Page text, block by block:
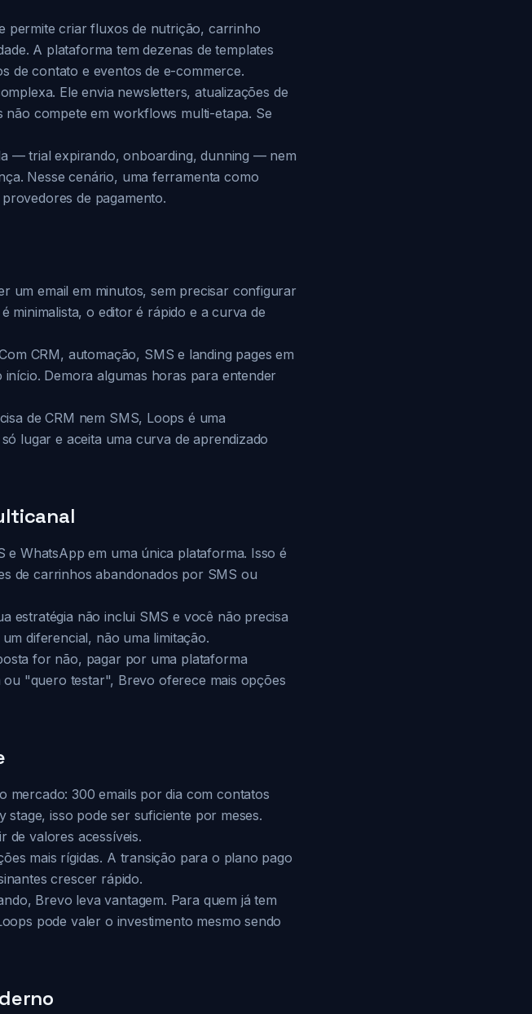
permite criar fluxos de nutrição, carrinho
A plataforma tem dezenas de templates
de contato e eventos de e-commerce.
Ele envia newsletters, atualizações de
não compete em workflows multi-etapa. Se
— trial expirando, onboarding, dunning — nem
Nesse cenário, uma ferramenta como
de pagamento.
um email em minutos, sem precisar configurar
minimalista, o editor é rápido e a curva de
CRM, automação, SMS e landing pages em
Demora algumas horas para entender
de CRM nem SMS, Loops é uma
lugar e aceita uma curva de aprendizado
e WhatsApp em uma única plataforma. Isso é
de carrinhos abandonados por SMS ou
estratégia não inclui SMS e você não precisa
diferencial, não uma limitação.
for não, pagar por uma plataforma
"quero testar", Brevo oferece mais opções
mercado: 300 emails por dia com contatos
stage, isso pode ser suficiente por meses.
de valores acessíveis.
mais rígidas. A transição para o plano pago
crescer rápido.
Brevo leva vantagem. Para quem já tem
pode valer o investimento mesmo sendo